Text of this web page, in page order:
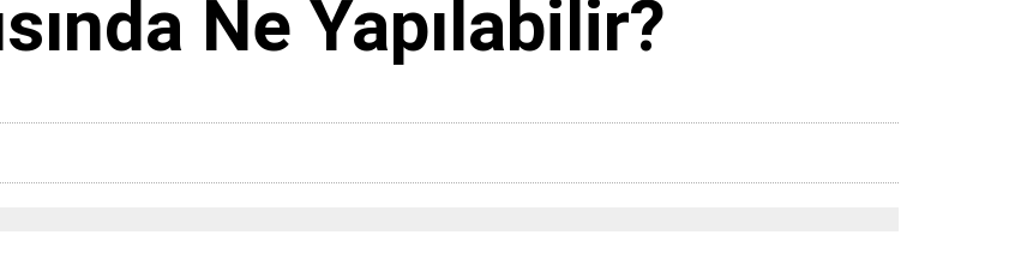
Ne Yapılabilir?